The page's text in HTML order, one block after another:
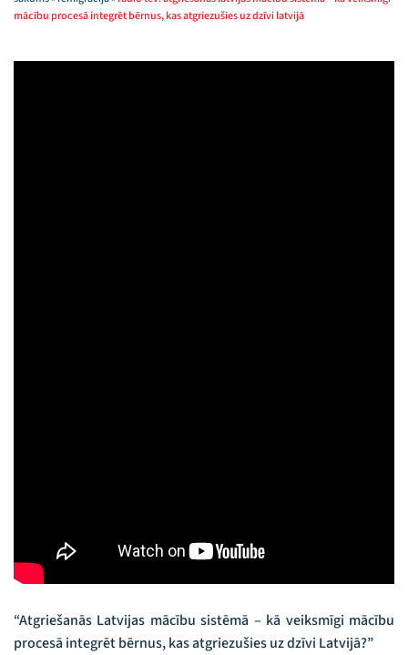
mācību procesā integrēt bērnus, kas atgriezušies uz dzīvi latvijā
“Atgriešanās Latvijas mācību sistēmā – kā veiksmīgi mācību
procesā integrēt bērnus, kas atgriezušies uz dzīvi Latvijā?”